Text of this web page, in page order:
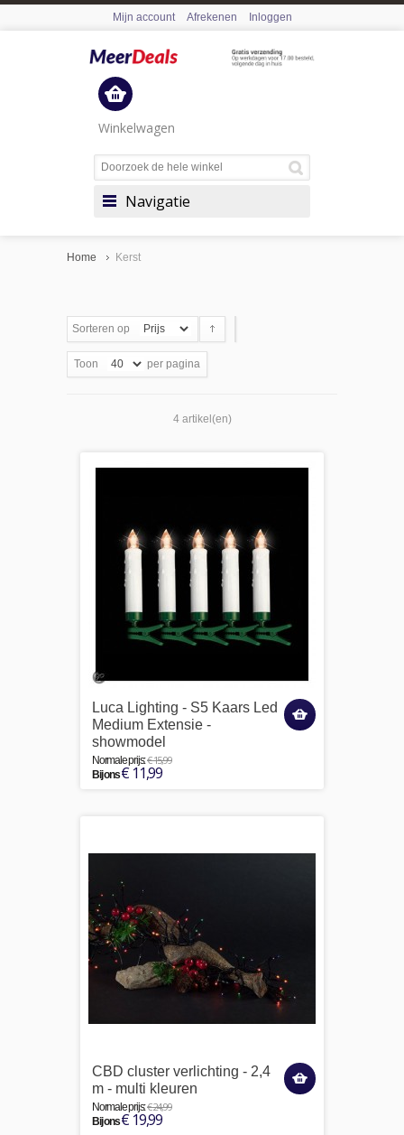
Mijn account Afrekenen Inloggen
Winkelwagen
Navigatie
Home Kerst
Sorteren op
Toon per pagina
4 artikel(en)
Luca Lighting - S5 Kaars Led
Medium Extensie -
showmodel
Normale prijs:€ 15,99
Bij ons€ 11,99
CBD cluster verlichting - 2,4
m - multi kleuren
Normale prijs:€ 24,99
Bij ons€ 19,99